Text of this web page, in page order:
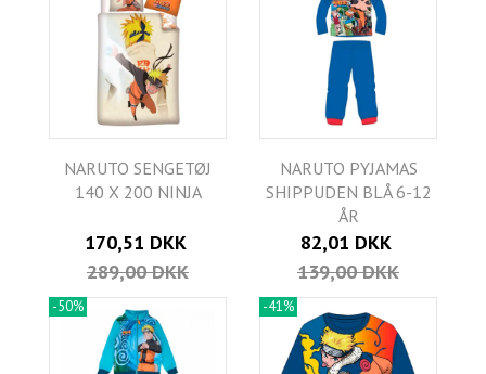
NARUTO SENGETØJ
140 X 200 NINJA
170,51 DKK
289,00 DKK
NARUTO PYJAMAS
SHIPPUDEN BLÅ 6-12
ÅR
82,01 DKK
139,00 DKK
-50% -41%